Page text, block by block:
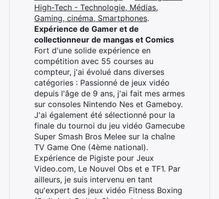
High-Tech - Technologie, Médias,
Gaming, cinéma, Smartphones.
Expérience de Gamer et de
collectionneur de mangas et Comics
Fort d'une solide expérience en
compétition avec 55 courses au
compteur, j'ai évolué dans diverses
catégories : Passionné de jeux vidéo
depuis l'âge de 9 ans, j'ai fait mes armes
sur consoles Nintendo Nes et Gameboy.
J'ai également été sélectionné pour la
finale du tournoi du jeu vidéo Gamecube
Super Smash Bros Melee sur la chaîne
TV Game One (4ème national).
Expérience de Pigiste pour Jeux
Video.com, Le Nouvel Obs et e TF1. Par
ailleurs, je suis intervenu en tant
qu'expert des jeux vidéo Fitness Boxing